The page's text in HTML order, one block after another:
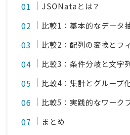
JSONataとは？
比較1：基本的なデータ
比較2：配列の変換とフ
比較3：条件分岐と文字
比較4：集計とグループ
比較5：実践的なワーク
まとめ